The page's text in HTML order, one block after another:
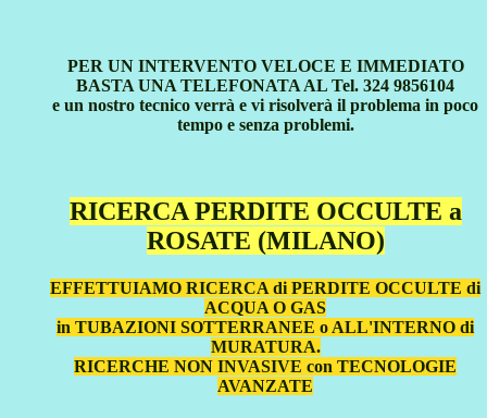
PER UN INTERVENTO VELOCE E IMMEDIATO
BASTA UNA TELEFONATA AL Tel. 324 9856104
e un nostro tecnico verrà e vi risolverà il problema in poco
tempo e senza problemi.
RICERCA PERDITE OCCULTE a
ROSATE (MILANO)
EFFETTUIAMO RICERCA di PERDITE OCCULTE di
ACQUA O GAS
in TUBAZIONI SOTTERRANEE o ALL'INTERNO di
MURATURA.
RICERCHE NON INVASIVE con TECNOLOGIE
AVANZATE